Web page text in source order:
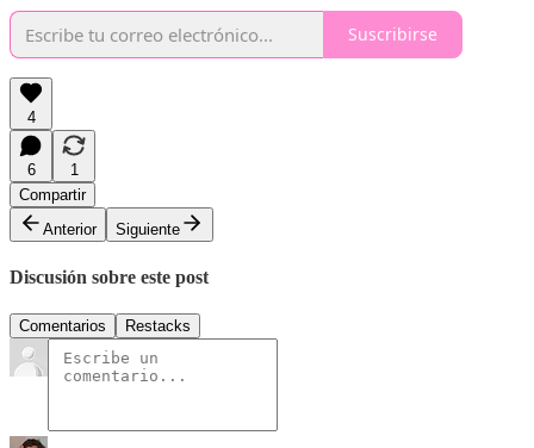
Suscribirse
4
6
1
Compartir
Anterior
Siguiente
Discusión sobre este post
Comentarios Restacks